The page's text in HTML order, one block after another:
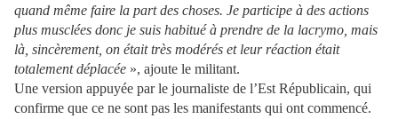
quand même faire la part des choses. Je participe à des actions
plus musclées donc je suis habitué à prendre de la lacrymo, mais
là, sincèrement, on était très modérés et leur réaction était
totalement déplacée », ajoute le militant.
Une version appuyée par le journaliste de l’Est Républicain, qui
confirme que ce ne sont pas les manifestants qui ont commencé.